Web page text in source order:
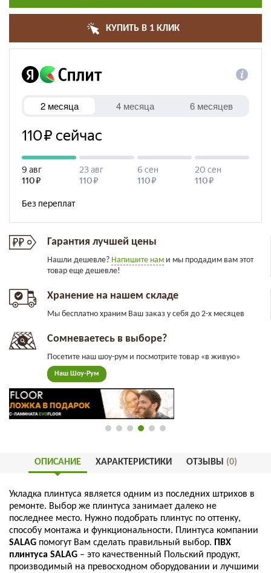
КУПИТЬ В 1 КЛИК
Гарантия лучшей цены
Нашли дешевле? Напишите нам и мы продадим вам этот
товар еще дешевле!
Хранение на нашем складе
Мы бесплатно храним Ваш заказ у себя до 2-х месяцев
Сомневаетесь в выборе?
Посетите наш шоу-рум и посмотрите товар «в живую»
Наш Шоу-Рум
ОПИСАНИЕ ХАРАКТЕРИСТИКИ ОТЗЫВЫ (0)
Укладка плинтуса является одним из последних штрихов в
ремонте. Выбор же плинтуса занимает далеко не
последнее место. Нужно подобрать плинтус по оттенку,
способу монтажа и функциональности. Плинтуса компании
SALAG помогут Вам сделать правильный выбор. ПВХ
плинтуса SALAG – это качественный Польский продукт,
производимый на превосходном оборудовании и лучшими